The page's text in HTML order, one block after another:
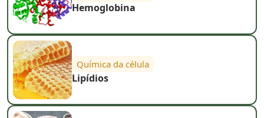
Hemoglobina
Química da célula
Lipídios